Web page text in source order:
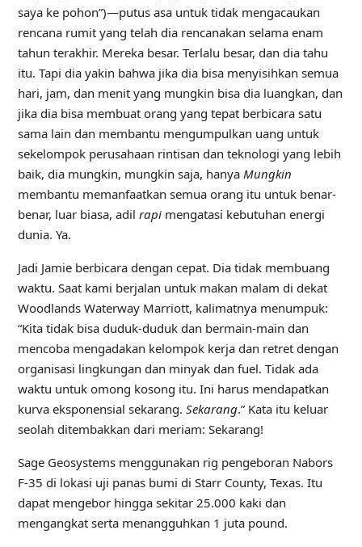
saya ke pohon”)—putus asa untuk tidak mengacaukan
rencana rumit yang telah dia rencanakan selama enam
tahun terakhir. Mereka besar. Terlalu besar, dan dia tahu
itu. Tapi dia yakin bahwa jika dia bisa menyisihkan semua
hari, jam, dan menit yang mungkin bisa dia luangkan, dan
jika dia bisa membuat orang yang tepat berbicara satu
sama lain dan membantu mengumpulkan uang untuk
sekelompok perusahaan rintisan dan teknologi yang lebih
baik, dia mungkin, mungkin saja, hanya Mungkin
membantu memanfaatkan semua orang itu untuk benar-
benar, luar biasa, adil rapimengatasi kebutuhan energi
dunia. Ya.
Jadi Jamie berbicara dengan cepat. Dia tidak membuang
waktu. Saat kami berjalan untuk makan malam di dekat
Woodlands Waterway Marriott, kalimatnya menumpuk:
“Kita tidak bisa duduk-duduk dan bermain-main dan
mencoba mengadakan kelompok kerja dan retret dengan
organisasi lingkungan dan minyak dan fuel. Tidak ada
waktu untuk omong kosong itu. Ini harus mendapatkan
kurva eksponensial sekarang. Sekarang.” Kata itu keluar
seolah ditembakkan dari meriam: Sekarang!
Sage Geosystems menggunakan rig pengeboran Nabors
F-35 di lokasi uji panas bumi di Starr County, Texas. Itu
dapat mengebor hingga sekitar 25.000 kaki dan
mengangkat serta menangguhkan 1 juta pound.